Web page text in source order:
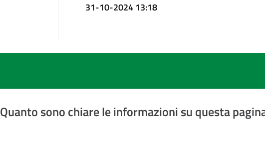
31-10-2024 13:18
Quanto sono chiare le informazioni su questa